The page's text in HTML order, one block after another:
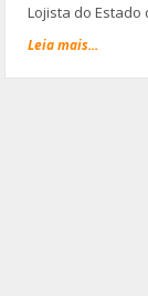
Lojista do Estado
Leia mais...